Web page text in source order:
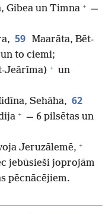
Gibea un Timna + —
59 Maarāta, Bēt-
to ciemi;
Jeārīma) + un
Sehāha, 62
+ — 6 pilsētas un
Jeruzālemē, +
jebūsieši joprojām
pēcnācējiem.